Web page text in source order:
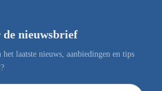
de nieuwsbrief
het laatste nieuws, aanbiedingen en tips